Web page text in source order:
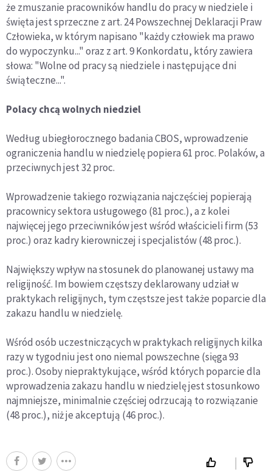
że zmuszanie pracowników handlu do pracy w niedziele i
święta jest sprzeczne z art. 24 Powszechnej Deklaracji Praw
Człowieka, w którym napisano "każdy człowiek ma prawo
do wypoczynku..." oraz z art. 9 Konkordatu, który zawiera
słowa: "Wolne od pracy są niedziele i następujące dni
świąteczne...".
Polacy chcą wolnych niedziel
Według ubiegłorocznego badania CBOS, wprowadzenie
ograniczenia handlu w niedzielę popiera 61 proc. Polaków, a
przeciwnych jest 32 proc.
Wprowadzenie takiego rozwiązania najczęściej popierają
pracownicy sektora usługowego (81 proc.), a z kolei
najwięcej jego przeciwników jest wśród właścicieli firm (53
proc.) oraz kadry kierowniczej i specjalistów (48 proc.).
Największy wpływ na stosunek do planowanej ustawy ma
religijność. Im bowiem częstszy deklarowany udział w
praktykach religijnych, tym częstsze jest także poparcie dla
zakazu handlu w niedzielę.
Wśród osób uczestniczących w praktykach religijnych kilka
razy w tygodniu jest ono niemal powszechne (sięga 93
proc.). Osoby niepraktykujące, wśród których poparcie dla
wprowadzenia zakazu handlu w niedzielę jest stosunkowo
najmniejsze, minimalnie częściej odrzucają to rozwiązanie
(48 proc.), niż je akceptują (46 proc.).